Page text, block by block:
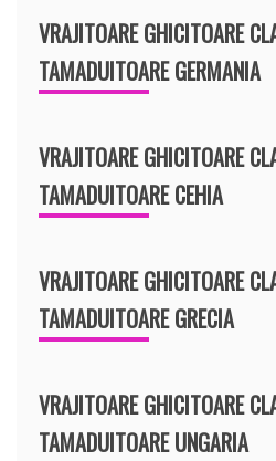
VRAJITOARE GHICITOARE
TAMADUITOARE GERMANIA
VRAJITOARE GHICITOARE
TAMADUITOARE CEHIA
VRAJITOARE GHICITOARE
TAMADUITOARE GRECIA
VRAJITOARE GHICITOARE
TAMADUITOARE UNGARIA